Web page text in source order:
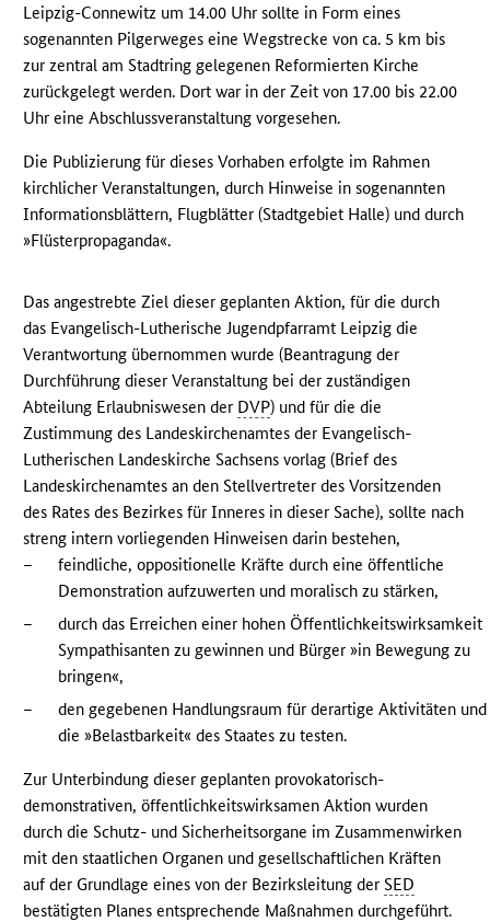
Leipzig-Connewitz um 14.00 Uhr sollte in Form eines
sogenannten Pilgerweges eine Wegstrecke von ca. 5 km bis
zur zentral am Stadtring gelegenen Reformierten Kirche
zurückgelegt werden. Dort war in der Zeit von 17.00 bis 22.00
Uhr eine Abschlussveranstaltung vorgesehen.
Die Publizierung für dieses Vorhaben erfolgte im Rahmen
kirchlicher Veranstaltungen, durch Hinweise in sogenannten
Informationsblättern, Flugblätter (Stadtgebiet Halle) und durch
»Flüsterpropaganda«.
Das angestrebte Ziel dieser geplanten Aktion, für die durch
das Evangelisch-Lutherische Jugendpfarramt Leipzig die
Verantwortung übernommen wurde (Beantragung der
Durchführung dieser Veranstaltung bei der zuständigen
Abteilung Erlaubniswesen der DVP) und für die die
Zustimmung des Landeskirchenamtes der Evangelisch-
Lutherischen Landeskirche Sachsens vorlag (Brief des
Landeskirchenamtes an den Stellvertreter des Vorsitzenden
des Rates des Bezirkes für Inneres in dieser Sache), sollte nach
streng intern vorliegenden Hinweisen darin bestehen,
–
feindliche, oppositionelle Kräfte durch eine öffentliche
Demonstration aufzuwerten und moralisch zu stärken,
–
durch das Erreichen einer hohen Öffentlichkeitswirksamkeit
Sympathisanten zu gewinnen und Bürger »in Bewegung zu
bringen«,
–
den gegebenen Handlungsraum für derartige Aktivitäten und
die »Belastbarkeit« des Staates zu testen.
Zur Unterbindung dieser geplanten provokatorisch-
demonstrativen, öffentlichkeitswirksamen Aktion wurden
durch die Schutz- und Sicherheitsorgane im Zusammenwirken
mit den staatlichen Organen und gesellschaftlichen Kräften
auf der Grundlage eines von der Bezirksleitung derSED
bestätigten Planes entsprechende Maßnahmen durchgeführt.